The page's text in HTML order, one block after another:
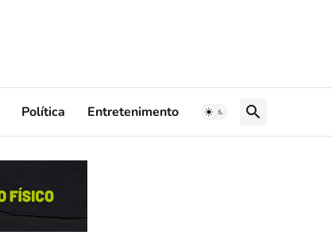
Política Entretenimento